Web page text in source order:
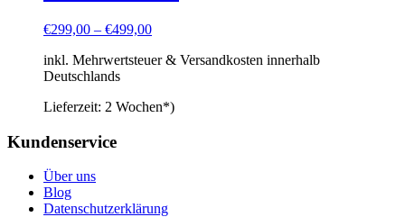
€299,00 – €499,00
inkl. Mehrwertsteuer & Versandkosten innerhalb
Deutschlands
Lieferzeit: 2 Wochen*)
Kundenservice
Über uns
Blog
Datenschutzerklärung